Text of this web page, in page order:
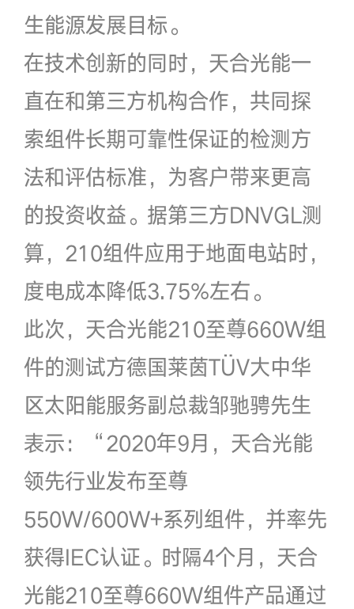
生能源发展目标。
在技术创新的同时，天合光能一
直在和第三方机构合作，共同探
索组件长期可靠性保证的检测方
法和评估标准，为客户带来更高
的投资收益。据第三方DNVGL测
算，210组件应用于地面电站时，
度电成本降低3.75%左右。
此次，天合光能210至尊660W组
件的测试方德国莱茵TÜV大中华
区太阳能服务副总裁邹驰骋先生
表示：“2020年9月，天合光能
领先行业发布至尊
550W/600W+系列组件，并率先
获得IEC认证。时隔4个月，天合
光能210至尊660W组件产品通过